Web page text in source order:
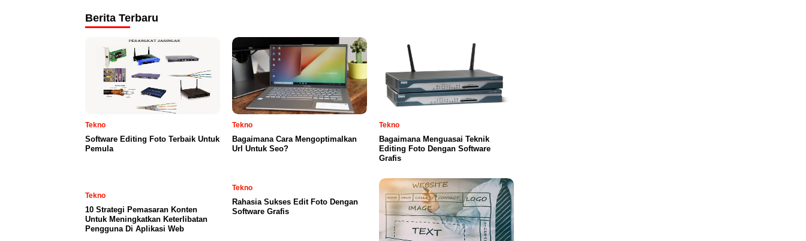
Berita Terbaru
Tekno
Software Editing Foto Terbaik Untuk
Pemula
Tekno
Bagaimana Cara Mengoptimalkan
Url Untuk Seo?
Tekno
Bagaimana Menguasai Teknik
Editing Foto Dengan Software
Grafis
Tekno
10 Strategi Pemasaran Konten
Untuk Meningkatkan Keterlibatan
Pengguna Di Aplikasi Web
Tekno
Rahasia Sukses Edit Foto Dengan
Software Grafis